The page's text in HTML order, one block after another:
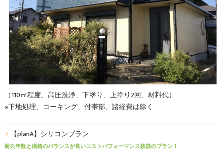
（110㎡程度、高圧洗浄、下塗り、上塗り2回、材料代）
※下地処理、コーキング、付帯部、諸経費は除く
【planA】シリコンプラン
耐久年数と価格のバランスが良いコストパフォーマンス抜群のプラン！